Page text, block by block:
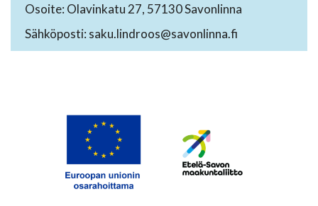
Osoite: Olavinkatu 27, 57130 Savonlinna
Sähköposti: saku.lindroos@savonlinna.fi